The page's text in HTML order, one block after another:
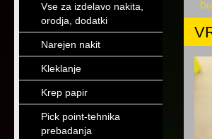
Vse za izdelavo nakita,
orodja, dodatki
Narejen nakit
Kleklanje
Krep papir
Pick point-tehnika
prebadanja